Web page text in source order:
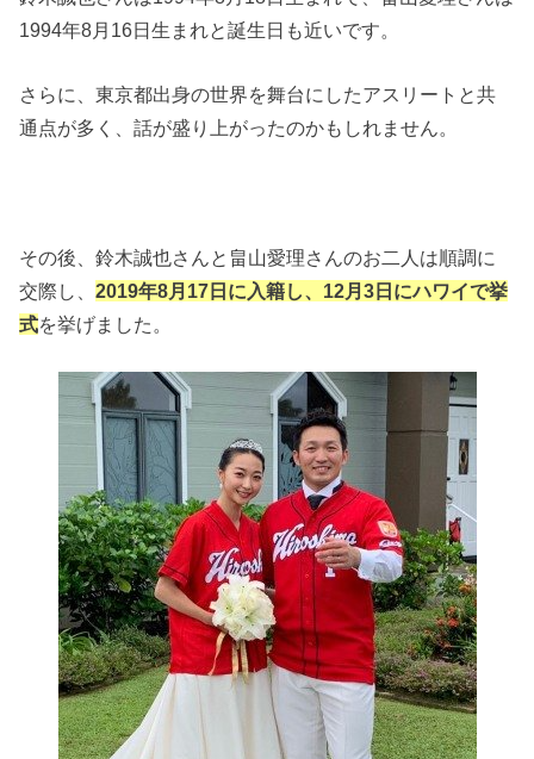
1994年8月16日生まれと誕生日も近いです。
さらに、東京都出身の世界を舞台にしたアスリートと共
通点が多く、話が盛り上がったのかもしれません。
その後、鈴木誠也さんと畠山愛理さんのお二人は順調に
交際し、2019年8月17日に入籍し、12月3日にハワイで挙
式を挙げました。